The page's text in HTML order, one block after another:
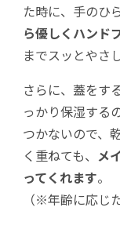
た時に、手のひ
ら優しくハンド
までスッとやさ
さらに、蓋をす
っかり保湿する
つかないので、
く重ねても、 メ
ってくれます。
（※年齢に応じ